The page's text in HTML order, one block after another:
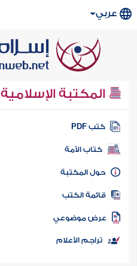
عربي
المكتبة الإسلامية
كتب PDF
كتاب الأمة
المكتبة
الكتب
موضوعي